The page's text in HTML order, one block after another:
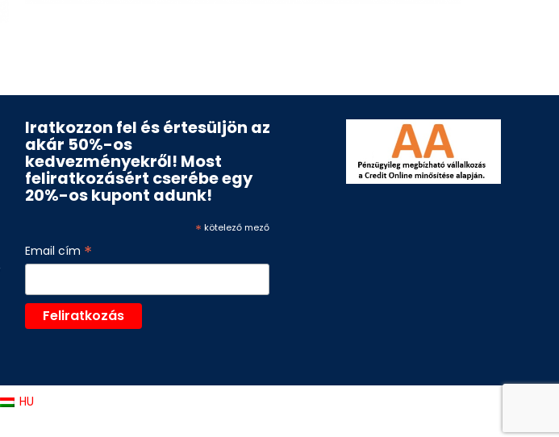
Iratkozzon fel és értesüljön az
akár 50%-os
kedvezményekről! Most
feliratkozásért cserébe egy
20%-os kupont adunk!
* kötelező mező
Email cím *
HU